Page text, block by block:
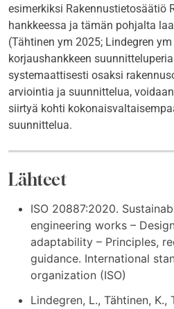
esimerkiksi Rakennustietosäätiö
hankkeessa ja tämän pohjalta
(Tähtinen ym 2025; Lindegren
korjaushankkeen
systemaattisesti osaksi
arviointia ja suunnittelua,
siirtyä kohti
suunnittelua.
Lähteet
ISO 20887:2020.
engineering works –
adaptability – Principles,
guidance. International
organization (ISO)
Lindegren, L., Tähtinen, K.,